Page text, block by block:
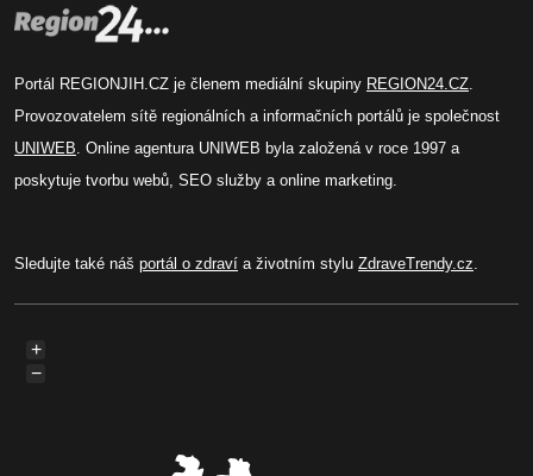
Portál REGIONJIH.CZ je členem mediální skupiny REGION24.CZ.
Provozovatelem sítě regionálních a informačních portálů je společnost
UNIWEB. Online agentura UNIWEB byla založená v roce 1997 a
poskytuje tvorbu webů, SEO služby a online marketing.
Sledujte také náš portál o zdraví a životním stylu ZdraveTrendy.cz.
+
−